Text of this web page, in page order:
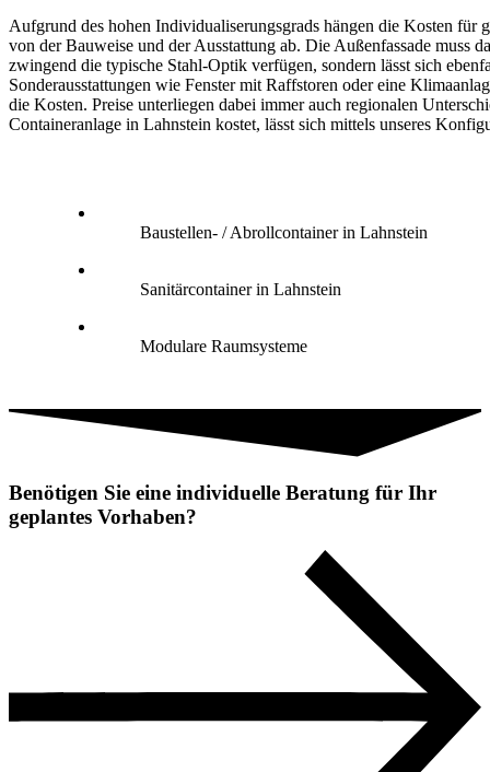
Aufgrund des hohen Individualiserungsgrads hängen die Kosten für
von der Bauweise und der Ausstattung ab. Die Außenfassade muss
zwingend die typische Stahl-Optik verfügen, sondern lässt sich
Sonderausstattungen wie Fenster mit Raffstoren oder eine
die Kosten. Preise unterliegen dabei immer auch regionalen
Containeranlage in Lahnstein kostet, lässt sich mittels unseres
Baustellen- / Abrollcontainer in Lahnstein
Sanitärcontainer in Lahnstein
Modulare Raumsysteme
Benötigen Sie eine individuelle Beratung für Ihr
geplantes Vorhaben?